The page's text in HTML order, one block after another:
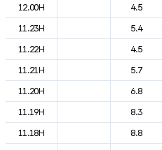
12.00H
4.5
11.23H
5.4
11.22H
4.5
11.21H
5.7
11.20H
6.8
11.19H
8.3
11.18H
8.8